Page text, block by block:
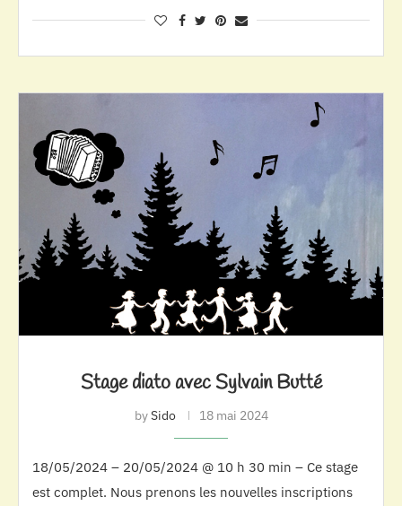
Stage diato avec Sylvain Butté
bySido 18 mai 2024
18/05/2024 – 20/05/2024 @ 10 h 30 min – Ce stage
est complet. Nous prenons les nouvelles inscriptions